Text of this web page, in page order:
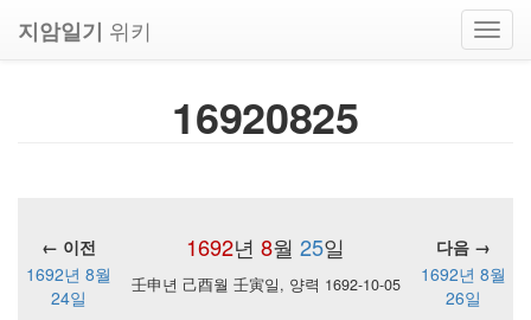
지암일기 위키
16920825
1692년 8월 25일
← 이전
다음 →
1692년 8월
24일
壬申년 己酉월 壬寅일, 양력 1692-10-05
1692년 8월
26일